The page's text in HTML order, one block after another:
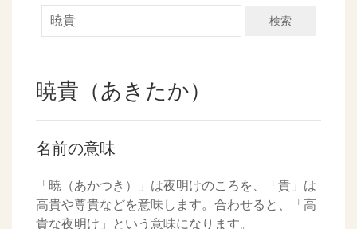
検索
暁貴（あきたか）
名前の意味
「暁（あかつき）」は夜明けのころを、「貴」は
高貴や尊貴などを意味します。合わせると、「高
貴な夜明け」という意味になります。